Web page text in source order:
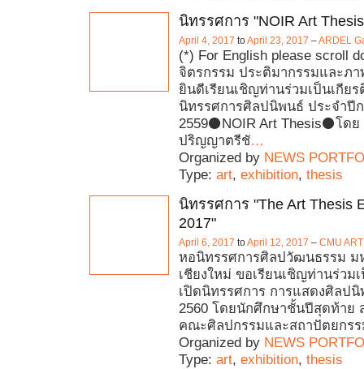
นิทรรศการ "NOIR Art
April 4, 2017 toApril 23, 2017 –ARDEL
(*) For English please scroll
จิตรกรรม ประติมากรรมและภ
ยินดีเรียนเชิญท่านร่วมเป็นเกีย
นิทรรศการศิลปนิพนธ์ ประจำปี
2559⚫NOIR Art Thesis⚫โด
ปริญญาตรีชั…
Organized by NEWS
Type: art, exhibition, thesis
นิทรรศการ "The Art Thesis
2017"
April 6, 2017 toApril 12, 2017 – CMU
หอนิทรรศการศิลปวัฒนธรรม ม
เชียงใหม่ ขอเรียนเชิญท่านร่วม
เปิดนิทรรศการ การแสดงศิลป
2560 โดยนักศึกษาชั้นปีสุดท้าย
คณะศิลปกรรมและสถาปัตยกร
Organized by NEWS
Type: art, exhibition, thesis